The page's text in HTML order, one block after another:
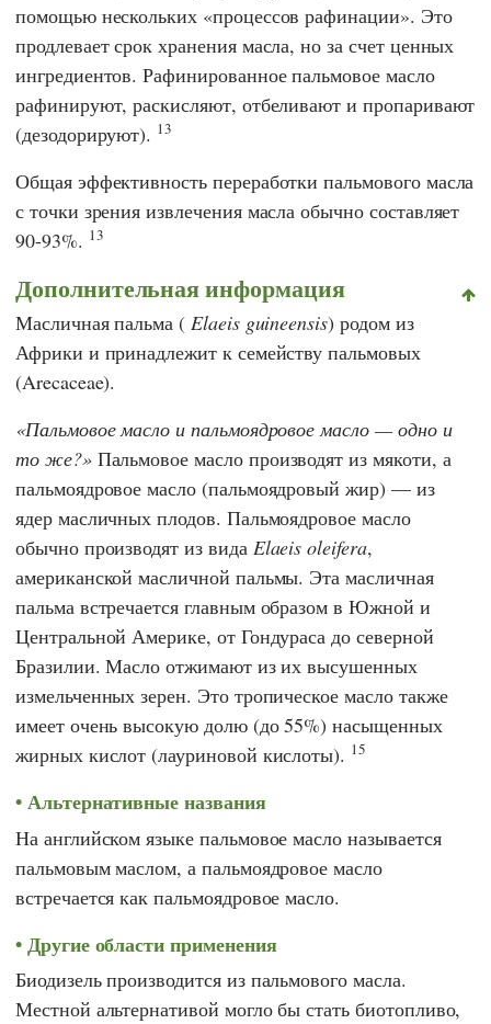
помощью нескольких «процессов рафинации». Это
продлевает срок хранения масла, но за счет ценных
ингредиентов. Рафинированное пальмовое масло
рафинируют, раскисляют, отбеливают и пропаривают
(дезодорируют). 13
Общая эффективность переработки пальмового масла
с точки зрения извлечения масла обычно составляет
90-93%. 13
Дополнительная информация
Масличная пальма ( Elaeis guineensis) родом из
Африки и принадлежит к семейству пальмовых
(Arecaceae).
Пальмовое масло и пальмоядровое масло — одно и
то же? Пальмовое масло производят из мякоти, а
пальмоядровое масло (пальмоядровый жир) — из
ядер масличных плодов. Пальмоядровое масло
обычно производят из вида Elaeis oleifera,
американской масличной пальмы. Эта масличная
пальма встречается главным образом в Южной и
Центральной Америке, от Гондураса до северной
Бразилии. Масло отжимают из их высушенных
измельченных зерен. Это тропическое масло также
имеет очень высокую долю (до 55%) насыщенных
жирных кислот (лауриновой кислоты). 15
Альтернативные названия
На английском языке пальмовое масло называется
пальмовым маслом, а пальмоядровое масло
встречается как пальмоядровое масло.
Другие области применения
Биодизель производится из пальмового масла.
Местной альтернативой могло бы стать биотопливо,